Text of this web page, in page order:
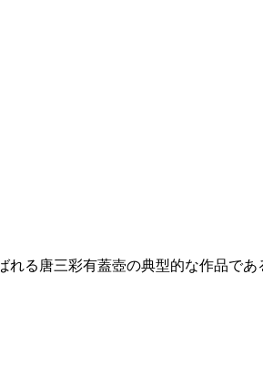
る唐三彩有蓋壺の典型的な作品で